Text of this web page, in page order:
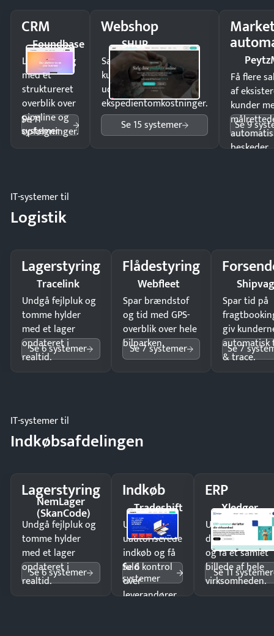
CRM
Foundbase
Luk flere salg
med et
struktureret
overblik over
pipeline og
opfølgninger.
Se 11
systemer
Webshop
SHUP
Sælg produkter 24/7 til
kunder i hele landet
uden
ekspedientomkostninger.
Se 15 systemer
Få flere
af
kunder
beskeder.
Se 9
IT-systemer til
Logistik
Lagerstyring
Tracelink
Undgå fejlpluk og
tomme hylder
med et lager
opdateret i
realtid.
Se 6 systemer
Flådestyring
Webfleet
Spar brændstof
og tid med GPS-
overblik over hele
bilparken.
Se 7 systemer
Spar tid på
giv
automatisk
& trace.
Se 7
IT-systemer til
Indkøbsafdelingen
Lagerstyring
NemLager
(SkanCode)
Undgå fejlpluk og
tomme hylder
med et lager
opdateret i
realtid.
Se 6 systemer
Indkøb
Tradeshift
Undgå
uautoriserede
indkøb og få
fuld kontrol
over
leverandører
Se 6
systemer
ERP
Xledger
Undgå
og få ét samlet
billede af hele
virksomheden.
Se 11 systemer